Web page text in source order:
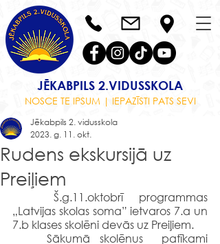
JĒKABPILS 2.VIDUSSKOLA
NOSCE TE IPSUM | IEPAZĪSTI PATS SEVI
Rudens ekskursijā uz
Preiļiem
Jēkabpils 2. vidusskola
2023. g. 11. okt.
Š.g.11.oktobrī programmas
„Latvijas skolas soma” ietvaros 7.a un
7.b klases skolēni devās uz Preiļiem.